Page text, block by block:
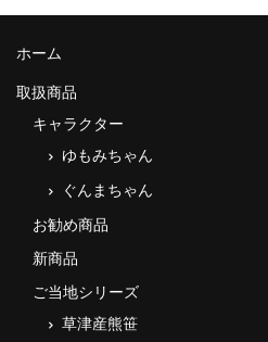
ホーム
取扱商品
キャラクター
ゆもみちゃん
ぐんまちゃん
お勧め商品
新商品
ご当地シリーズ
草津産熊笹